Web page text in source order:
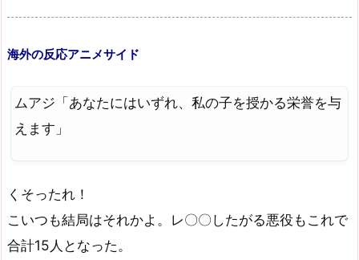
海外の反応アニメサイド
ムアジ「あなたにはいずれ、私の子を授かる栄誉を与
えます」
くそったれ！
こいつも結局はそれかよ。レ〇〇したがる悪役もこれで
合計15人となった。